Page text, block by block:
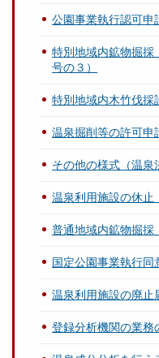
公園事業執行認可申
特別地域内鉱物掘採
号の３）
特別地域内木竹伐採
温泉掘削等の許可申
その他の様式（温泉
温泉利用施設の休止
普通地域内鉱物掘採
国定公園事業執行同
温泉利用施設の廃止
登録分析機関の業務